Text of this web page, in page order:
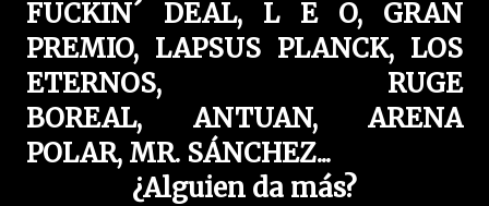
FUCKIN´ DEAL, L E O, GRAN
PREMIO, LAPSUS PLANCK, LOS
ETERNOS, RUGE
BOREAL, ANTUAN, ARENA
POLAR, MR. SÁNCHEZ...
¿Alguien da más?